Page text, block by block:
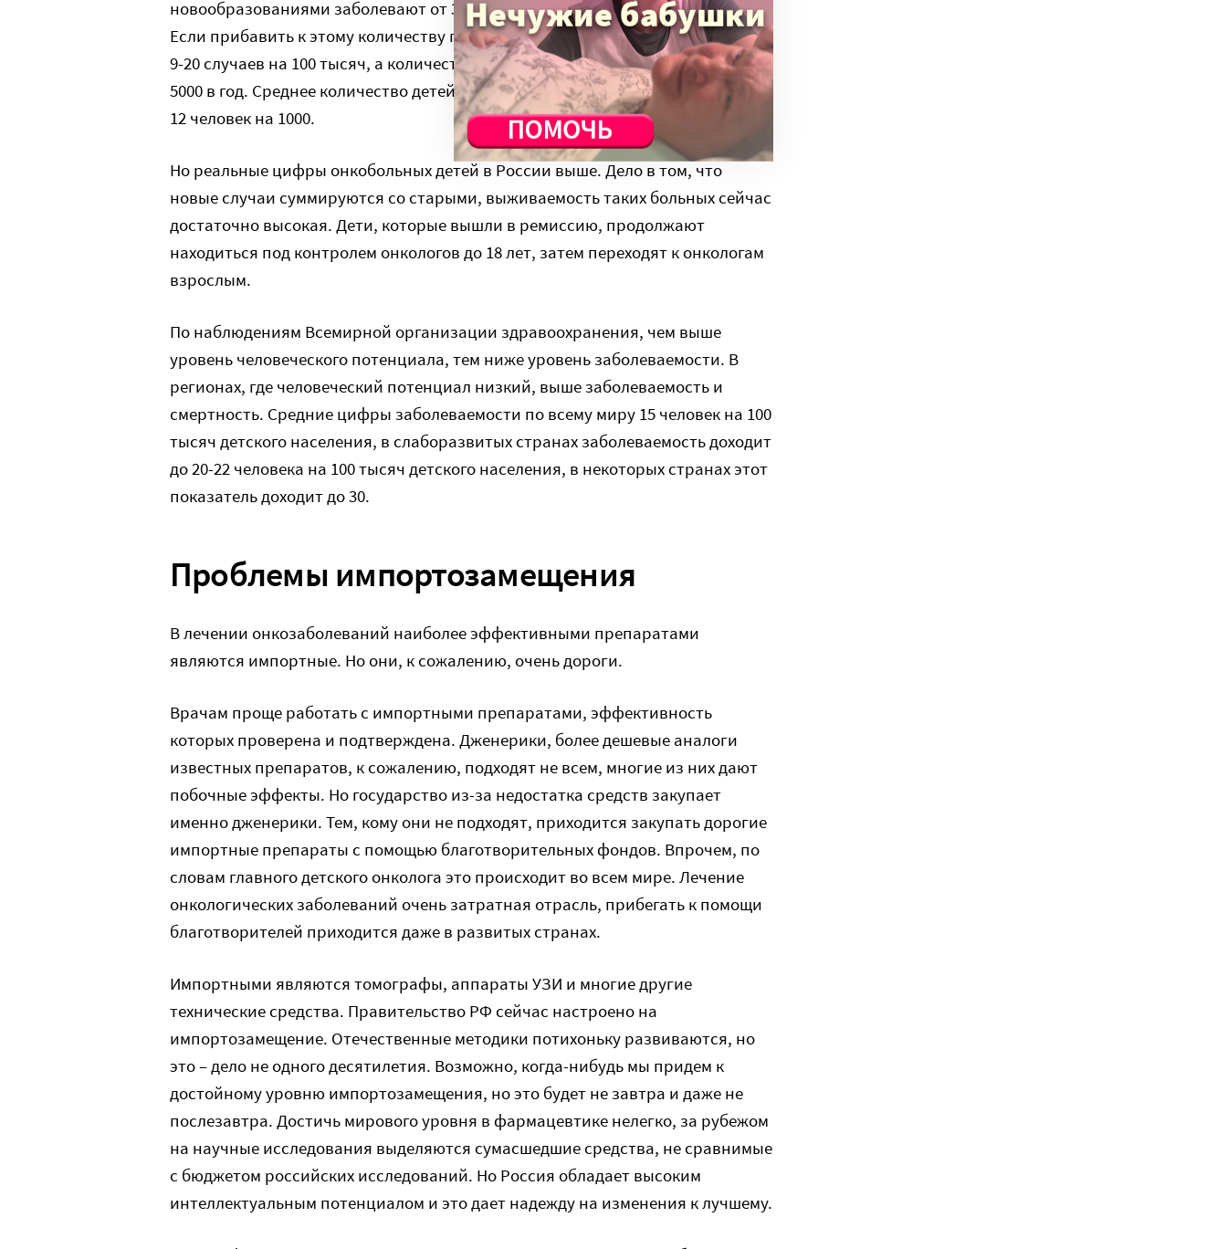
новообразованиями заболевают от 3,5 тысяч до 4,5 тысяч детей до 15 лет.
Если прибавить к этому количеству подростков с 15 до 18 лет, то получается
9-20 случаев на 100 тысяч, а количество вновь заболевших увеличивается до
5000 в год. Среднее количество детей, у которых выявлено онкозаболевание –
12 человек на 1000.
Но реальные цифры онкобольных детей в России выше. Дело в том, что
новые случаи суммируются со старыми, выживаемость таких больных сейчас
достаточно высокая. Дети, которые вышли в ремиссию, продолжают
находиться под контролем онкологов до 18 лет, затем переходят к онкологам
взрослым.
По наблюдениям Всемирной организации здравоохранения, чем выше
уровень человеческого потенциала, тем ниже уровень заболеваемости. В
регионах, где человеческий потенциал низкий, выше заболеваемость и
смертность. Средние цифры заболеваемости по всему миру 15 человек на 100
тысяч детского населения, в слаборазвитых странах заболеваемость доходит
до 20-22 человека на 100 тысяч детского населения, в некоторых странах этот
показатель доходит до 30.
Проблемы импортозамещения
В лечении онкозаболеваний наиболее эффективными препаратами
являются импортные. Но они, к сожалению, очень дороги.
Врачам проще работать с импортными препаратами, эффективность
которых проверена и подтверждена. Дженерики, более дешевые аналоги
известных препаратов, к сожалению, подходят не всем, многие из них дают
побочные эффекты. Но государство из-за недостатка средств закупает
именно дженерики. Тем, кому они не подходят, приходится закупать дорогие
импортные препараты с помощью благотворительных фондов. Впрочем, по
словам главного детского онколога это происходит во всем мире. Лечение
онкологических заболеваний очень затратная отрасль, прибегать к помощи
благотворителей приходится даже в развитых странах.
Импортными являются томографы, аппараты УЗИ и многие другие
технические средства. Правительство РФ сейчас настроено на
импортозамещение. Отечественные методики потихоньку развиваются, но
это – дело не одного десятилетия. Возможно, когда-нибудь мы придем к
достойному уровню импортозамещения, но это будет не завтра и даже не
послезавтра. Достичь мирового уровня в фармацевтике нелегко, за рубежом
на научные исследования выделяются сумасшедшие средства, не сравнимые
с бюджетом российских исследований. Но Россия обладает высоким
интеллектуальным потенциалом и это дает надежду на изменения к лучшему.